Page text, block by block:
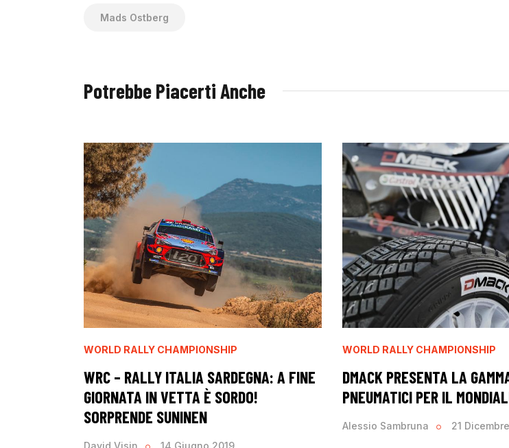
Mads Ostberg
Potrebbe Piacerti Anche
WORLD RALLY CHAMPIONSHIP
WRC – RALLY ITALIA SARDEGNA: A FINE
GIORNATA IN VETTA È SORDO!
SORPRENDE SUNINEN
WORLD RALLY CHAMPIONSHIP
DMACK PRESENTA LA
PNEUMATICI PER IL
Alessio Sambruna 21